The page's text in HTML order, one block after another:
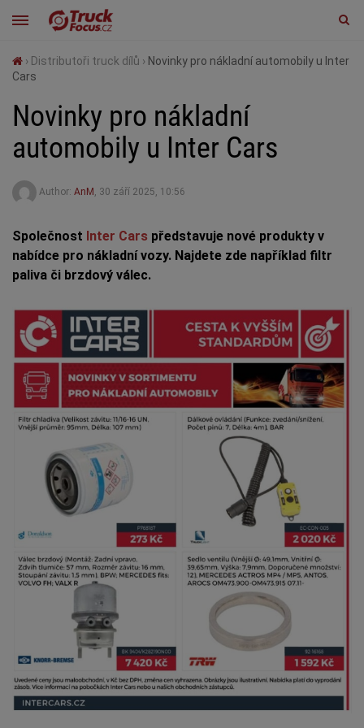
› Distributoři truck dílů › Novinky pro nákladní automobily u Inter
Cars
Novinky pro nákladní
automobily u Inter Cars
Author: AnM , 30 září 2025, 10:56
Společnost Inter Cars představuje nové produkty v
nabídce pro nákladní vozy. Najdete zde například filtr
paliva či brzdový válec.